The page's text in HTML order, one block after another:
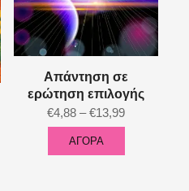
Απάντηση σε
ερώτηση επιλογής
€4,88 – €13,99Price
€4,88
ΑΓΟΡΑ
This